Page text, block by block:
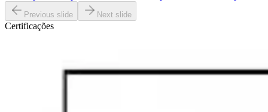
Previous slide Next slide
Certificações